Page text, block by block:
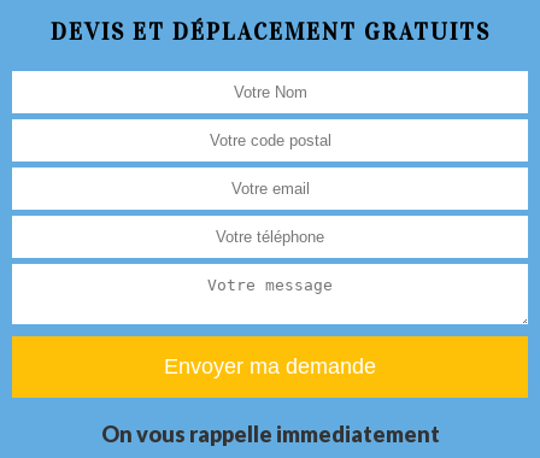
DEVIS ET DÉPLACEMENT GRATUITS
On vous rappelle immediatement